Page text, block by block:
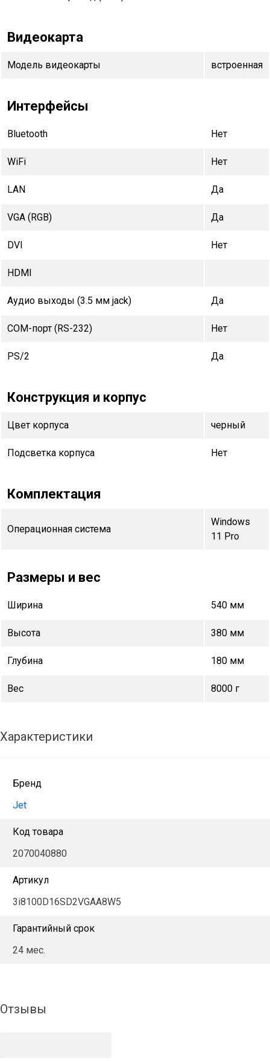
Видеокарта
Модель видеокарты встроенная
Интерфейсы
Bluetooth Нет
WiFi Нет
LAN Да
VGA (RGB) Да
DVI Нет
HDMI
Аудио выходы (3.5 мм jack) Да
COM-порт (RS-232) Нет
PS/2 Да
Конструкция и корпус
Цвет корпуса черный
Подсветка корпуса Нет
Комплектация
Операционная система
Windows
11 Pro
Размеры и вес
Ширина 540 мм
Высота 380 мм
Глубина 180 мм
Вес 8000 г
Характеристики
Бренд
Jet
Код товара
2070040880
Артикул
3i8100D16SD2VGAA8W5
Гарантийный срок
24 мес.
Отзывы